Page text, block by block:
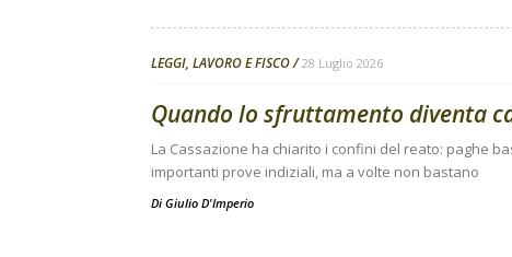
LEGGI, LAVORO E FISCO 28 Luglio 2026
Quando lo sfruttamento diventa
La Cassazione ha chiarito i confini del reato: paghe
importanti prove indiziali, ma a volte non bastano
Di Giulio D'Imperio